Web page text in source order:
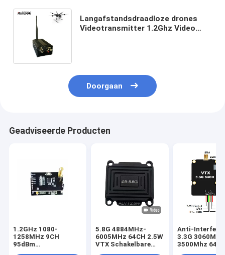
Langafstandsdraadloze drones
Videotransmitter 1.2Ghz Video
Doorgaan
Geadviseerde Producten
1.2GHz 1080-
1258MHz 9CH
95dBm
5.8G 4884MHz-
6005MHz 64CH 2.5W
VTX Schakelbare
Anti-
3.3G 3060M-
3500Mhz